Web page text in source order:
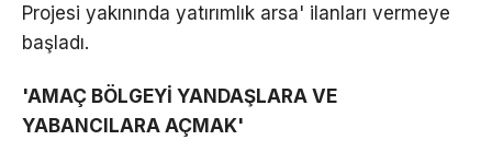
Projesi yakınında yatırımlık arsa' ilanları vermeye
başladı.
'AMAÇ BÖLGEYİ YANDAŞLARA VE
YABANCILARA AÇMAK'